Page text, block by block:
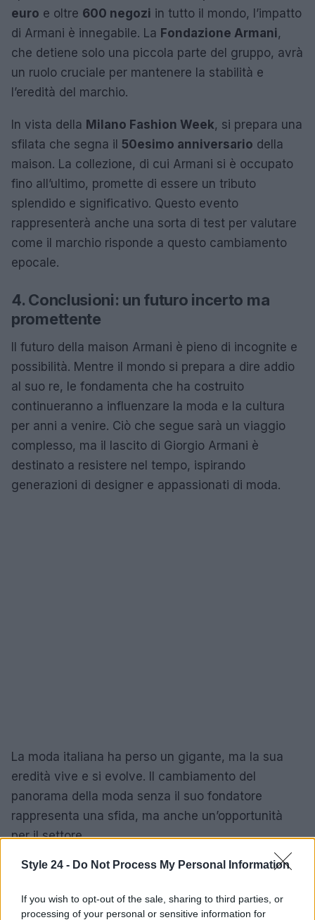
Style 24 - Do Not Process My Personal Information
If you wish to opt-out of the sale, sharing to third parties, or
processing of your personal or sensitive information for
euro e oltre 600 negozi in tutto il mondo, l’impatto
di Armani è innegabile. La Fondazione Armani,
che detiene solo una piccola parte del gruppo, avrà
un ruolo cruciale per mantenere la stabilità e
l’eredità del marchio.
In vista della Milano Fashion Week, si prepara una
sfilata che segna il 50esimo anniversario della
maison. La collezione, di cui Armani si è occupato
fino all’ultimo, promette di essere un tributo
splendido e significativo. Questo evento
rappresenterà anche una sorta di test per valutare
come il marchio risponde a questo cambiamento
epocale.
4. Conclusioni: un futuro incerto ma
promettente
Il futuro della maison Armani è pieno di incognite e
possibilità. Mentre il mondo si prepara a dire addio
al suo re, le fondamenta che ha costruito
continueranno a influenzare la moda e la cultura
per anni a venire. Ciò che segue sarà un viaggio
complesso, ma il lascito di Giorgio Armani è
destinato a resistere nel tempo, ispirando
generazioni di designer e appassionati di moda.
La moda italiana ha perso un gigante, ma la sua
eredità vive e si evolve. Il cambiamento del
panorama della moda senza il suo fondatore
rappresenta una sfida, ma anche un’opportunità
per il settore.
Staff